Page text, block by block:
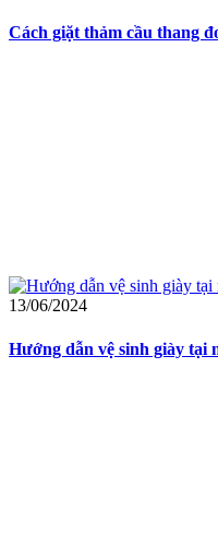
Cách giặt thảm cầu thang
13/06/2024
Hướng dẫn vệ sinh giày tại